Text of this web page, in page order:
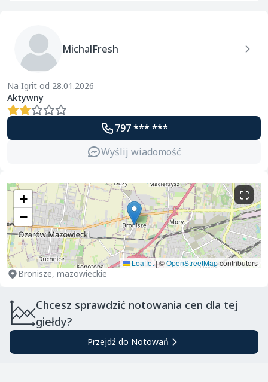
MichalFresh
Na Igrit od 28.01.2026
Aktywny
797 *** ***
Wyślij wiadomość
+
−
Leaflet |©OpenStreetMapcontributors
Bronisze, mazowieckie
Chcesz sprawdzić notowania cen dla tej
giełdy?
Przejdź do Notowań